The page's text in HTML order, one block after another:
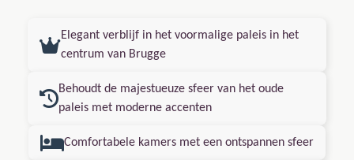
Elegant verblijf in het voormalige paleis in het
centrum van Brugge
Behoudt de majestueuze sfeer van het oude
paleis met moderne accenten
Comfortabele kamers met een ontspannen sfeer